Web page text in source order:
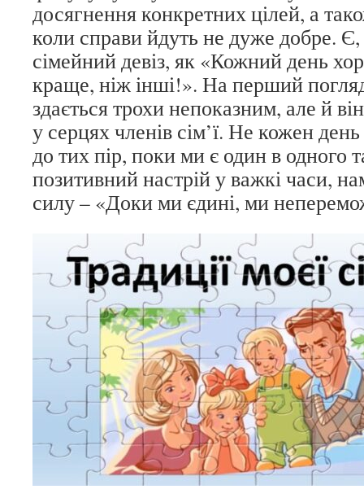
досягнення конкретних цілей, а
коли справи йдуть не дуже добре.
сімейний девіз, як «Кожний день
краще, ніж інші!». На перший
здається трохи непоказним, але й
у серцях членів сім’ї. Не кожен
до тих пір, поки ми є один в одного
позитивний настрій у важкі часи,
силу – «Доки ми єдині, ми